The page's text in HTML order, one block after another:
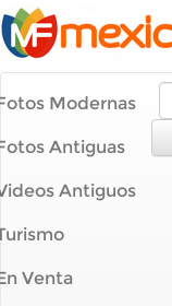
Modernas
Antiguas
Antiguos
Venta